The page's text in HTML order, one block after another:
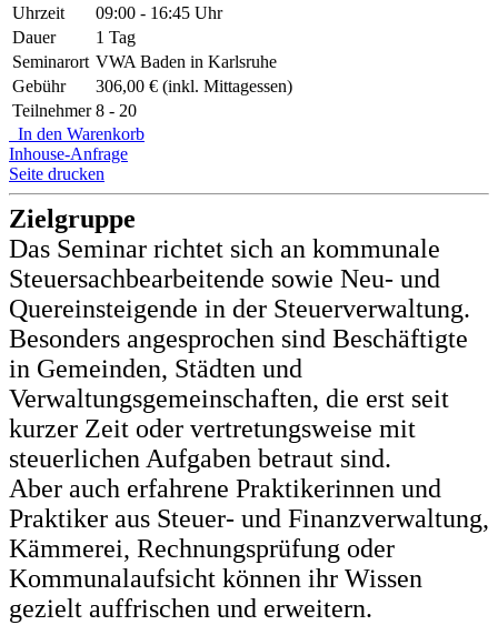
Uhrzeit
09:00 - 16:45 Uhr
Dauer
1 Tag
Seminarort VWA Baden in Karlsruhe
Gebühr
306,00 € (inkl. Mittagessen)
Teilnehmer 8 - 20
In den Warenkorb
Inhouse-Anfrage
Seite drucken
Zielgruppe
Das Seminar richtet sich an kommunale
Steuersachbearbeitende sowie Neu- und
Quereinsteigende in der Steuerverwaltung.
Besonders angesprochen sind Beschäftigte
in Gemeinden, Städten und
Verwaltungsgemeinschaften, die erst seit
kurzer Zeit oder vertretungsweise mit
steuerlichen Aufgaben betraut sind.
Aber auch erfahrene Praktikerinnen und
Praktiker aus Steuer- und Finanzverwaltung,
Kämmerei, Rechnungsprüfung oder
Kommunalaufsicht können ihr Wissen
gezielt auffrischen und erweitern.